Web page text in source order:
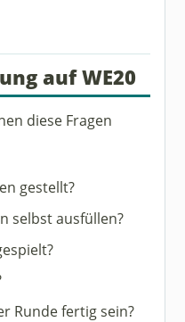
auf WE20
diese Fragen
gestellt?
selbst ausfüllen?
Runde fertig sein?